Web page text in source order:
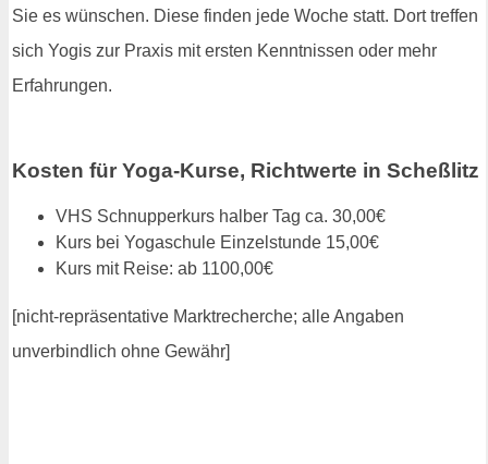
Sie es wünschen. Diese finden jede Woche statt. Dort treffen
sich Yogis zur Praxis mit ersten Kenntnissen oder mehr
Erfahrungen.
Kosten für Yoga-Kurse, Richtwerte in Scheßlitz
VHS Schnupperkurs halber Tag ca. 30,00€
Kurs bei Yogaschule Einzelstunde 15,00€
Kurs mit Reise: ab 1100,00€
[nicht-repräsentative Marktrecherche; alle Angaben
unverbindlich ohne Gewähr]